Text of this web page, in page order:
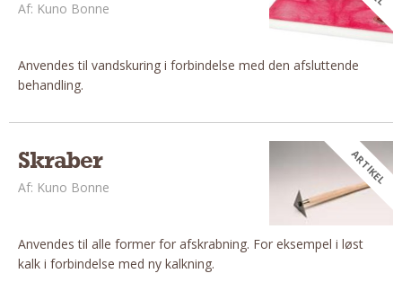
Kemi
GARTNER
Beplantning
Om Værktøj
Af: Kuno Bonne
Anvendes til vandskuring i forbindelse med den afsluttende
behandling.
ARTIKEL
Skraber
Af: Kuno Bonne
Anvendes til alle former for afskrabning. For eksempel i løst
kalk i forbindelse med ny kalkning.